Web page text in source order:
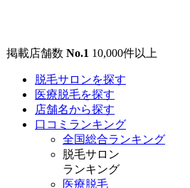
掲載店舗数 No.1 10,000件以上
脱毛サロンを探す
医療脱毛を探す
店舗名から探す
口コミランキング
全国総合ランキング
脱毛サロン
ランキング
医療脱毛